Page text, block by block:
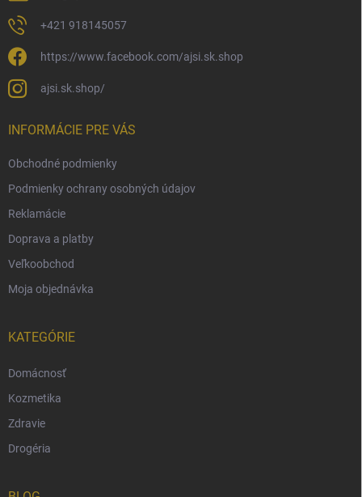
+421 918145057
https://www.facebook.com/ajsi.sk.shop
ajsi.sk.shop/
INFORMÁCIE PRE VÁS
Obchodné podmienky
Podmienky ochrany osobných údajov
Reklamácie
Doprava a platby
Veľkoobchod
Moja objednávka
KATEGÓRIE
Domácnosť
Kozmetika
Zdravie
Drogéria